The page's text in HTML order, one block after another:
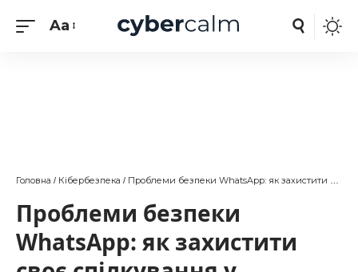
Aa
Головна / Кібербезпека / Проблеми безпеки WhatsApp: як захистити своє спілкування у месенджері?
Проблеми безпеки
WhatsApp: як захистити